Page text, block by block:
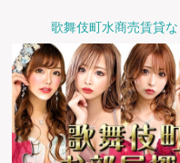
歌舞伎町水商売賃貸